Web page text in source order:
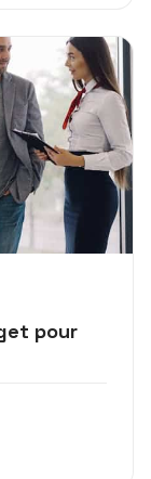
pour